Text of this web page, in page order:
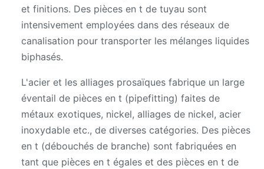
et finitions. Des pièces en t de tuyau sont
intensivement employées dans des réseaux de
canalisation pour transporter les mélanges liquides
biphasés.
L'acier et les alliages prosaïques fabrique un large
éventail de pièces en t (pipefitting) faites de
métaux exotiques, nickel, alliages de nickel, acier
inoxydable etc., de diverses catégories. Des pièces
en t (débouchés de branche) sont fabriquées en
tant que pièces en t égales et des pièces en t de